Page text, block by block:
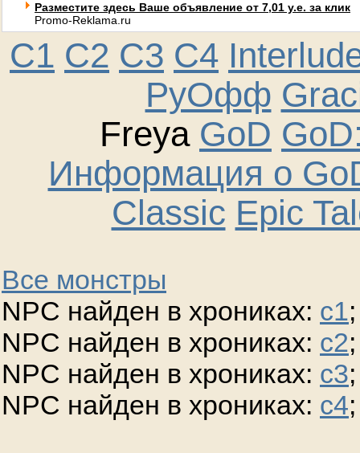
Разместите здесь Ваше объявление от 7,01 у.е. за клик
Promo-Reklama.ru
C1 C2 C3 C4
РуОфф
Freya GoD
Информация о
Classic Epic
Все монстры
NPC найден в хрониках: c1;
NPC найден в хрониках: c2;
NPC найден в хрониках: c3;
NPC найден в хрониках: c4;